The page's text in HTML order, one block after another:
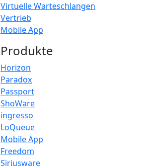
Virtuelle Warteschlangen
Vertrieb
Mobile App
Produkte
Horizon
Paradox
Passport
ShoWare
ingresso
LoQueue
Mobile App
Freedom
Siriusware